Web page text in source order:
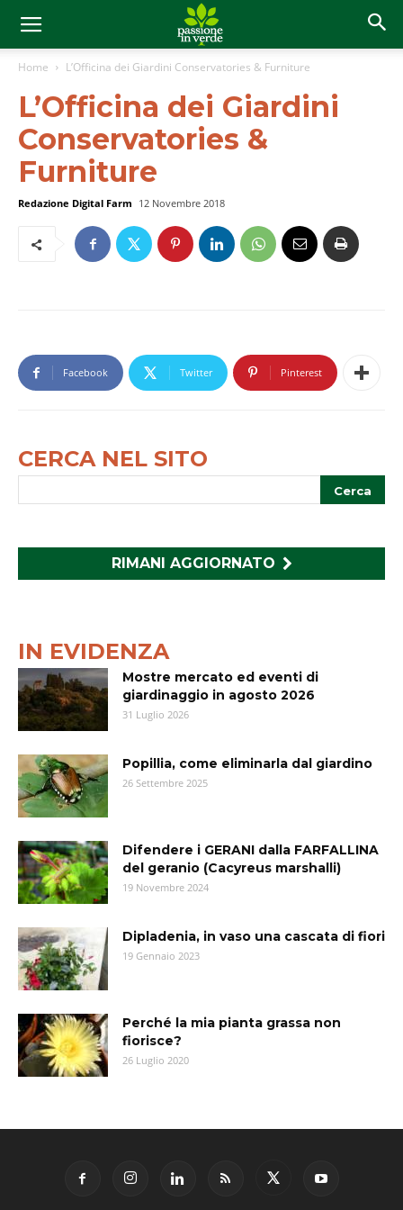
Home L’Officina dei Giardini Conservatories & Furniture
L’Officina dei Giardini
Conservatories &
Furniture
Redazione Digital Farm 12 Novembre 2018
Facebook Twitter Pinterest
CERCA NEL SITO
RIMANI AGGIORNATO
IN EVIDENZA
Mostre mercato ed eventi di
giardinaggio in agosto 2026
31 Luglio 2026
Popillia, come eliminarla dal giardino
26 Settembre 2025
Difendere i GERANI dalla FARFALLINA
del geranio (Cacyreus marshalli)
19 Novembre 2024
Dipladenia, in vaso una cascata di fiori
19 Gennaio 2023
Perché la mia pianta grassa non
fiorisce?
26 Luglio 2020